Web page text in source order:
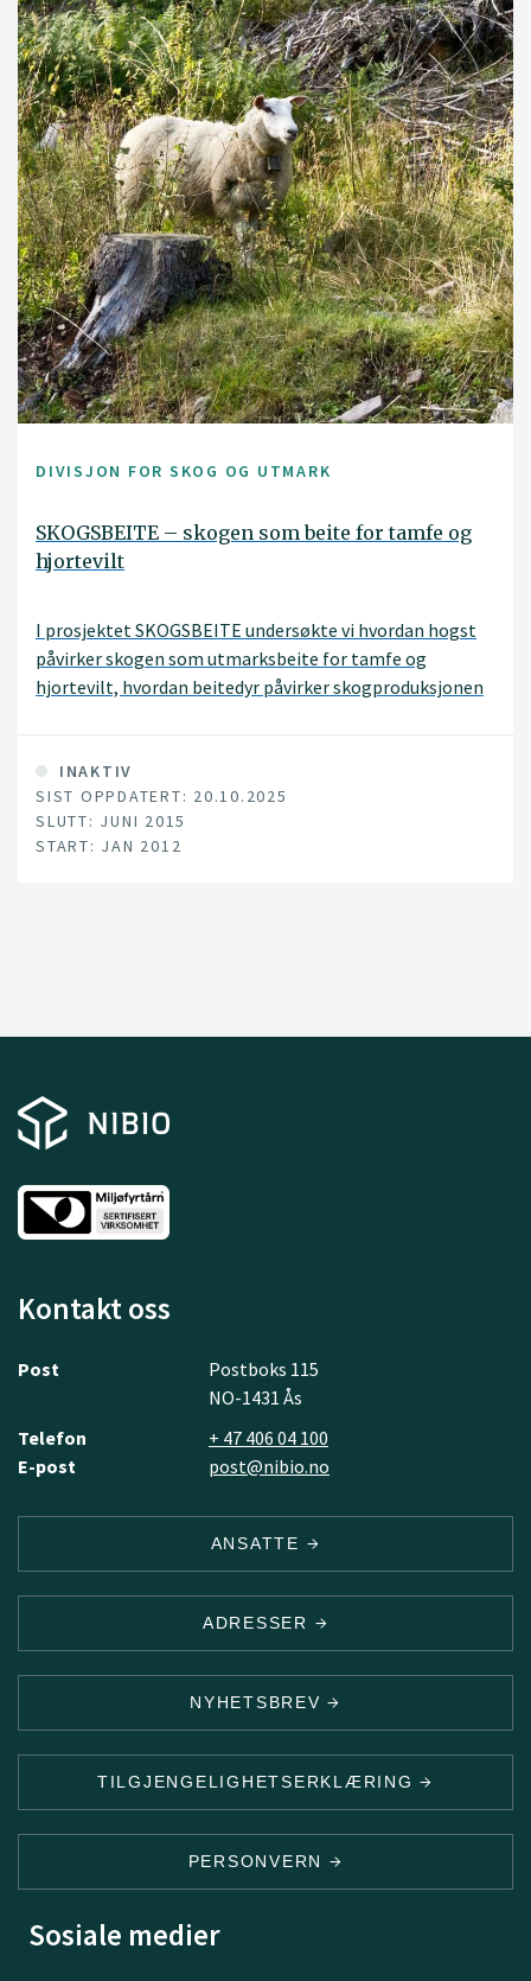
DIVISJON FOR SKOG OG UTMARK
SKOGSBEITE – skogen som beite for tamfe og
hjortevilt
I prosjektet SKOGSBEITE undersøkte vi hvordan hogst
påvirker skogen som utmarksbeite for tamfe og
hjortevilt, hvordan beitedyr påvirker skogproduksjonen
næringsinteressene.
INAKTIV
SIST OPPDATERT: 20.10.2025
SLUTT: JUNI 2015
START: JAN 2012
Kontakt oss
Post
Postboks 115
NO-1431 Ås
Telefon
+ 47 406 04 100
E-post
post@nibio.no
ANSATTE
ADRESSER
NYHETSBREV
TILGJENGELIGHETSERKLÆRING
PERSONVERN
Sosiale medier